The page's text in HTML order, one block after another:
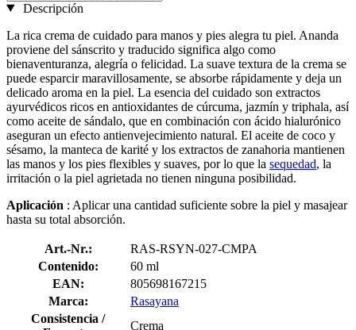
Descripción
La rica crema de cuidado para manos y pies alegra tu piel. Ananda
proviene del sánscrito y traducido significa algo como
bienaventuranza, alegría o felicidad. La suave textura de la crema se
puede esparcir maravillosamente, se absorbe rápidamente y deja un
delicado aroma en la piel. La esencia del cuidado son extractos
ayurvédicos ricos en antioxidantes de cúrcuma, jazmín y triphala, así
como aceite de sándalo, que en combinación con ácido hialurónico
aseguran un efecto antienvejecimiento natural. El aceite de coco y
sésamo, la manteca de karité y los extractos de zanahoria mantienen
las manos y los pies flexibles y suaves, por lo que la sequedad, la
irritación o la piel agrietada no tienen ninguna posibilidad.
Aplicación : Aplicar una cantidad suficiente sobre la piel y masajear
hasta su total absorción.
Art.-Nr.:
RAS-RSYN-027-CMPA
Contenido:
60 ml
EAN:
805698167215
Marca:
Rasayana
Consistencia /
Crema